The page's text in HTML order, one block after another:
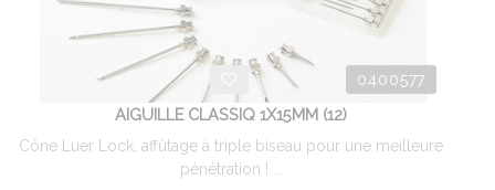
0400577
AIGUILLE CLASSIQ 1X15MM (12)
Cône Luer Lock, affûtage à triple biseau pour une meilleure
pénétration ! ...